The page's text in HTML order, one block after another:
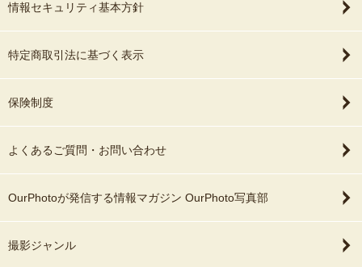
情報セキュリティ基本方針
特定商取引法に基づく表示
保険制度
よくあるご質問・お問い合わせ
OurPhotoが発信する情報マガジン OurPhoto写真部
撮影ジャンル